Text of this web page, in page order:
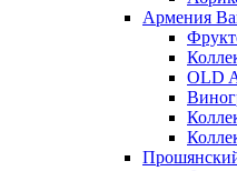
Армения
OLD